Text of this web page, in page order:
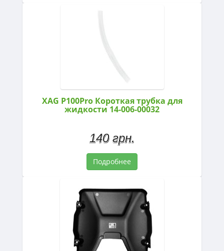
XAG P100Pro Короткая трубка для
жидкости 14-006-00032
140 грн.
Подробнее